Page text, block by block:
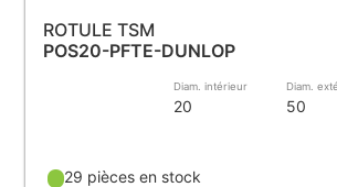
ROTULE TSM
POS20-PFTE-DUNLOP
Diam. intérieur
20
Diam.
50
29 pièces en stock